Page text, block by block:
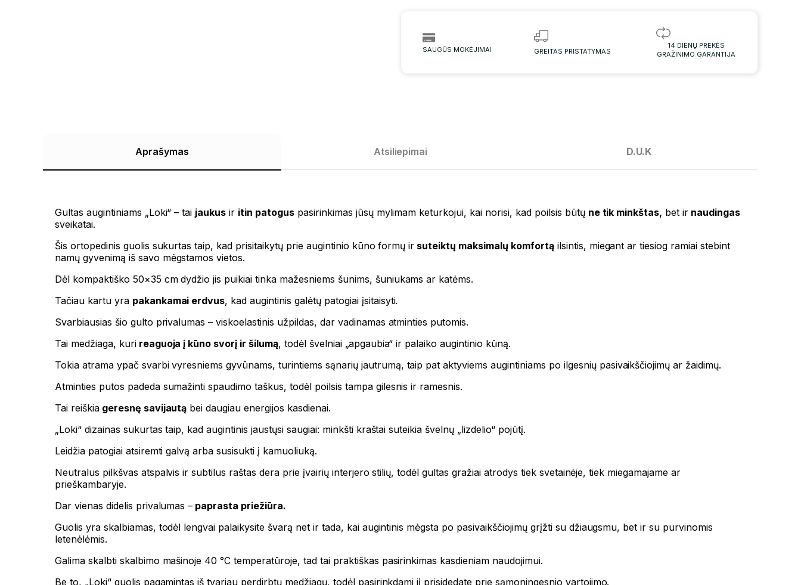
SAUGŪS MOKĖJIMAI GREITAS PRISTATYMAS
14 DIENŲ PREKĖS
GRAŽINIMO GARANTIJA
Aprašymas Atsiliepimai D.U.K
Gultas augintiniams „Loki“ – tai jaukus ir itin patoguspasirinkimas jūsų mylimam keturkojui, kai norisi, kad poilsis būtų ne tik minkštas, bet ir naudingas
sveikatai.
Šis ortopedinis guolis sukurtas taip, kad prisitaikytų prie augintinio kūno formų ir suteiktų maksimalų komfortąilsintis, miegant ar tiesiog ramiai stebint
namų gyvenimą iš savo mėgstamos vietos.
Dėl kompaktiško 50×35 cm dydžio jis puikiai tinka mažesniems šunims, šuniukams ar katėms.
Tačiau kartu yra pakankamai erdvus, kad augintinis galėtų patogiai įsitaisyti.
Svarbiausias šio gulto privalumas – viskoelastinis užpildas, dar vadinamas atminties putomis.
Tai medžiaga, kurireaguoja į kūno svorį ir šilumą, todėl švelniai „apgaubia“ ir palaiko augintinio kūną.
Tokia atrama ypač svarbi vyresniems gyvūnams, turintiems sąnarių jautrumą, taip pat aktyviems augintiniams po ilgesnių pasivaikščiojimų ar žaidimų.
Atminties putos padeda sumažinti spaudimo taškus, todėl poilsis tampa gilesnis ir ramesnis.
Tai reiškiageresnę savijautą bei daugiau energijos kasdienai.
„Loki“ dizainas sukurtas taip, kad augintinis jaustųsi saugiai: minkšti kraštai suteikia švelnų „lizdelio“ pojūtį.
Leidžia patogiai atsiremti galvą arba susisukti į kamuoliuką.
Neutralus pilkšvas atspalvis ir subtilus raštas dera prie įvairių interjero stilių, todėl gultas gražiai atrodys tiek svetainėje, tiek miegamajame ar
prieškambaryje.
Dar vienas didelis privalumas – paprasta priežiūra.
Guolis yra skalbiamas, todėl lengvai palaikysite švarą net ir tada, kai augintinis mėgsta po pasivaikščiojimų grįžti su džiaugsmu, bet ir su purvinomis
letenėlėmis.
Galima skalbti skalbimo mašinoje 40 °C temperatūroje, tad tai praktiškas pasirinkimas kasdieniam naudojimui.
Be to, „Loki“ guolis pagamintas iš tvariau perdirbtų medžiagų, todėl pasirinkdami jį prisidedate prie sąmoningesnio vartojimo.